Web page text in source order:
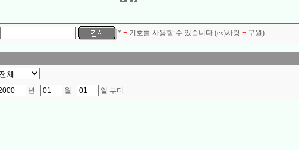
* + 기호를 사용할 수 있습니다.(ex)사랑 + 구원)
년 월 일 부터